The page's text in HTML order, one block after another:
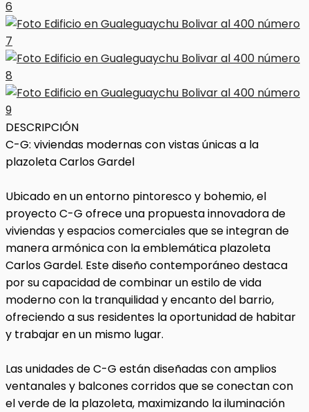
DESCRIPCIÓN
C-G: viviendas modernas con vistas únicas a la
plazoleta Carlos Gardel
Ubicado en un entorno pintoresco y bohemio, el
proyecto C-G ofrece una propuesta innovadora de
viviendas y espacios comerciales que se integran de
manera armónica con la emblemática plazoleta
Carlos Gardel. Este diseño contemporáneo destaca
por su capacidad de combinar un estilo de vida
moderno con la tranquilidad y encanto del barrio,
ofreciendo a sus residentes la oportunidad de habitar
y trabajar en un mismo lugar.
Las unidades de C-G están diseñadas con amplios
ventanales y balcones corridos que se conectan con
el verde de la plazoleta, maximizando la iluminación